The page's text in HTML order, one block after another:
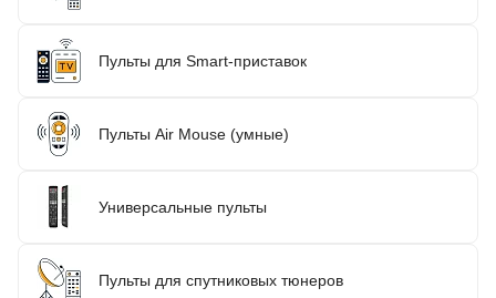
Пульты для Smart-приставок
Пульты Air Mouse (умные)
Универсальные пульты
Пульты для спутниковых тюнеров